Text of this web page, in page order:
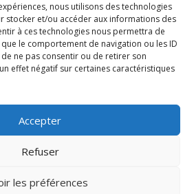
nous utilisons des technologies
stocker et/ou accéder aux informations des
à ces technologies nous permettra de
le comportement de navigation ou les ID
ne pas consentir ou de retirer son
effet négatif sur certaines caractéristiques
Accepter
Refuser
les préférences
n'hésite
à nous envoyer
chroniques de
de films,
ou des billets
d'humeur :